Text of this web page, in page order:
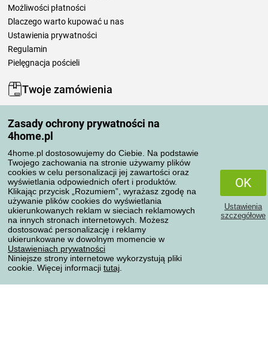
Zasady ochrony prywatności na
4home.pl
4home.pl dostosowujemy do Ciebie. Na podstawie
Twojego zachowania na stronie używamy plików
cookies w celu personalizacji jej zawartości oraz
wyświetlania odpowiednich ofert i produktów.
Klikając przycisk „Rozumiem”, wyrażasz zgodę na
używanie plików cookies do wyświetlania
ukierunkowanych reklam w sieciach reklamowych
na innych stronach internetowych. Możesz
dostosować personalizację i reklamy
ukierunkowane w dowolnym momencie w
Ustawieniach prywatności
Niniejsze strony internetowe wykorzystują pliki
cookie. Więcej informacji tutaj
OK
Ustawienia
szczegółowe
Możliwości płatności
Dlaczego warto kupować u nas
Ustawienia prywatności
Regulamin
Pielęgnacja pościeli
Twoje zamówienia
Moje zamówienia
Reklamacje
Odstąpienie od umowy
Zasady przetwarzania recenzji
Sposoby transportu
Metody płatności